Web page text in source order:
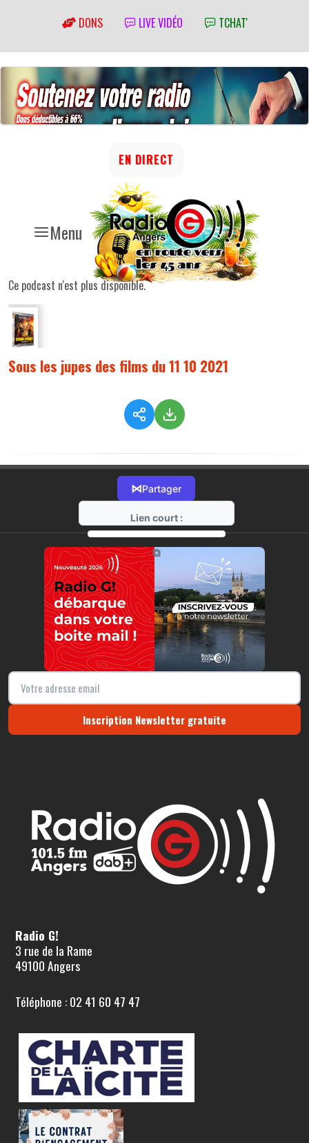
DONS LIVE VIDÉO TCHAT'
Menu
EN DIRECT
Ce podcast n'est plus disponible.
Sous les jupes des films du 11 10 2021
⋈Partager
Lien court :
https://radio-g.fr?6421
⧉
Inscription Newsletter gratuite
Radio G!
3 rue de la Rame
49100 Angers
Téléphone : 02 41 60 47 47